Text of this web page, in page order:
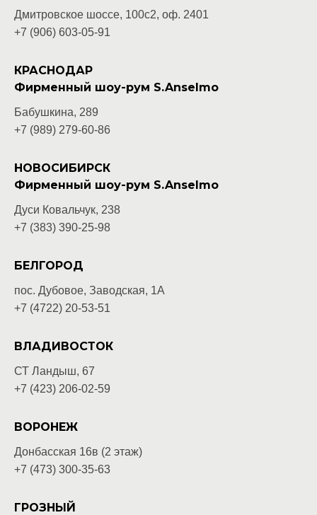
Дмитровское шоссе, 100с2, оф. 2401
+7 (906) 603-05-91
КРАСНОДАР
Фирменный шоу-рум S.Anselmo
Бабушкина, 289
+7 (989) 279-60-86
НОВОСИБИРСК
Фирменный шоу-рум S.Anselmo
Дуси Ковальчук, 238
+7 (383) 390-25-98
БЕЛГОРОД
пос. Дубовое, Заводская, 1А
+7 (4722) 20-53-51
ВЛАДИВОСТОК
СТ Ландыш, 67
+7 (423) 206-02-59
ВОРОНЕЖ
Донбасская 16в (2 этаж)
+7 (473) 300-35-63
ГРОЗНЫЙ